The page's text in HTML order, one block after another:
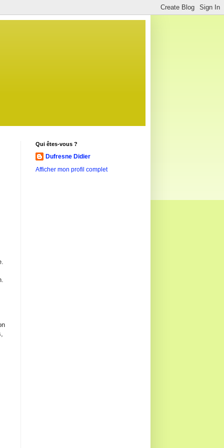
Qui êtes-vous ?
Dufresne Didier
Afficher mon profil complet